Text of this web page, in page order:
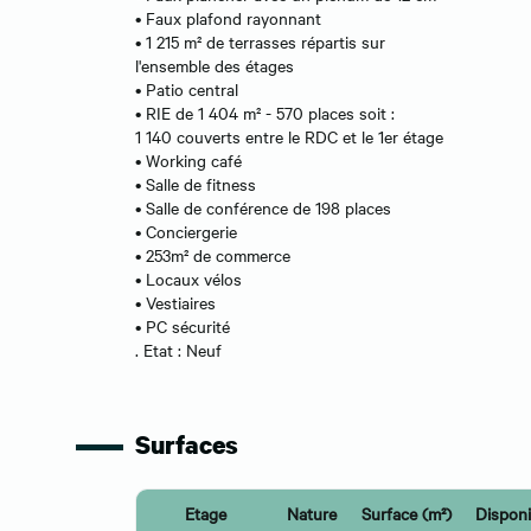
• Faux plafond rayonnant
• 1 215 m² de terrasses répartis sur
l'ensemble des étages
• Patio central
• RIE de 1 404 m² - 570 places soit :
1 140 couverts entre le RDC et le 1er étage
• Working café
• Salle de fitness
• Salle de conférence de 198 places
• Conciergerie
• 253m² de commerce
• Locaux vélos
• Vestiaires
• PC sécurité
. Etat : Neuf
Surfaces
Etage Nature Surface (m²)